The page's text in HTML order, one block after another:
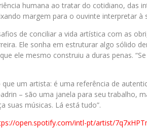
humana ao tratar do cotidiano, das
margem para o ouvinte interpretar à
de conciliar a vida artística com as
Ele sonha em estruturar algo sólido
ele mesmo construiu a duras penas.
um artista: é uma referência de
– são uma janela para seu trabalho,
suas músicas. Lá está tudo”.
open.spotify.com/intl-pt/artist/